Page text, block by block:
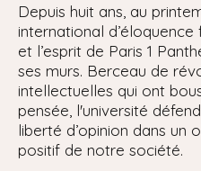
Depuis huit ans, au
international
et l’esprit de Paris 1
ses murs. Berceau de
intellectuelles qui ont
pensée, l'université
liberté d’opinion dans un
positif de notre société.